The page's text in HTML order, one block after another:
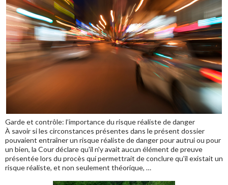
Garde et contrôle: l’importance du risque réaliste de danger
À savoir si les circonstances présentes dans le présent dossier
pouvaient entraîner un risque réaliste de danger pour autrui ou pour
un bien, la Cour déclare qu'il n'y avait aucun élément de preuve
présentée lors du procès qui permettrait de conclure qu'il existait un
risque réaliste, et non seulement théorique, …